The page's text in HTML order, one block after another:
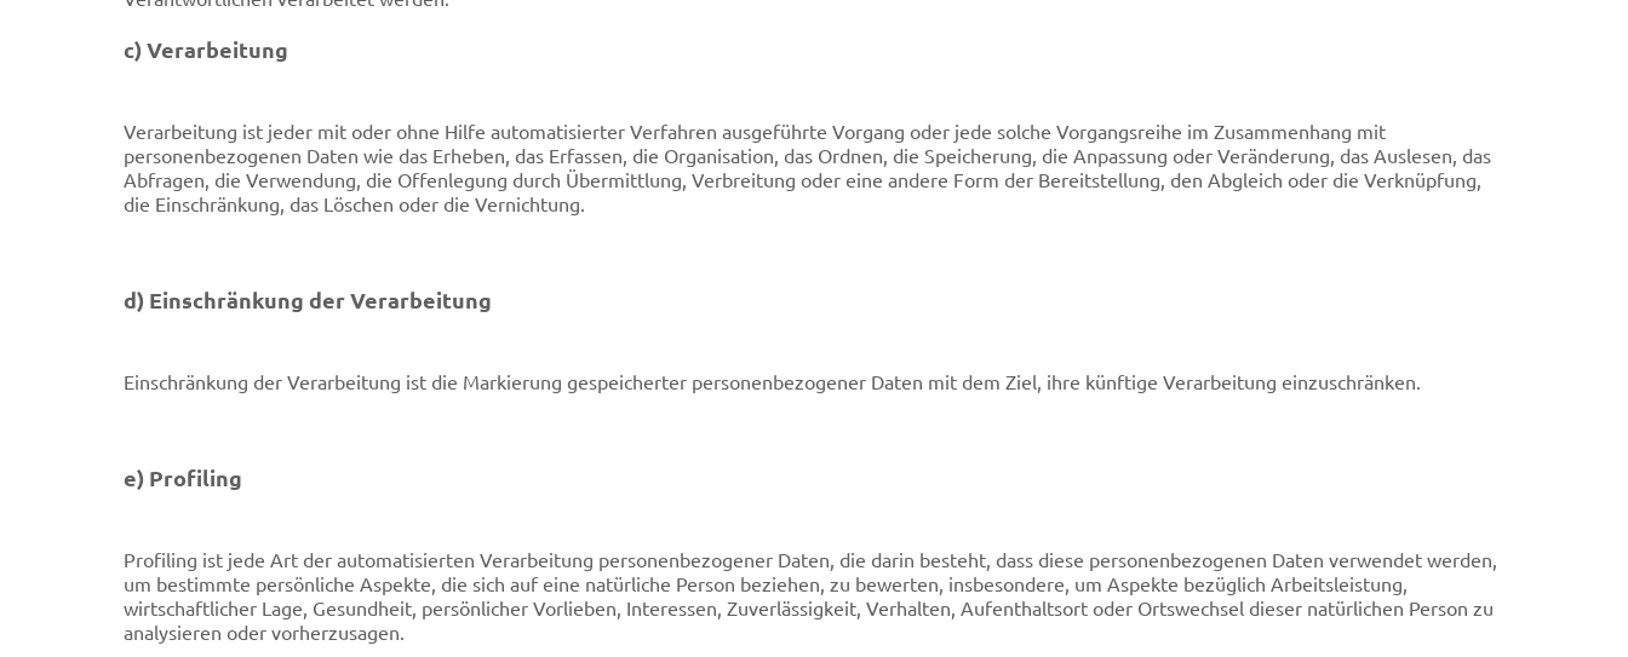
c) Verarbeitung
Verarbeitung ist jeder mit oder ohne Hilfe automatisierter Verfahren ausgeführte Vorgang oder jede solche Vorgangsreihe im Zusammenhang mit
personenbezogenen Daten wie das Erheben, das Erfassen, die Organisation, das Ordnen, die Speicherung, die Anpassung oder Veränderung, das Auslesen, das
Abfragen, die Verwendung, die Offenlegung durch Übermittlung, Verbreitung oder eine andere Form der Bereitstellung, den Abgleich oder die Verknüpfung,
die Einschränkung, das Löschen oder die Vernichtung.
d) Einschränkung der Verarbeitung
Einschränkung der Verarbeitung ist die Markierung gespeicherter personenbezogener Daten mit dem Ziel, ihre künftige Verarbeitung einzuschränken.
e) Profiling
Profiling ist jede Art der automatisierten Verarbeitung personenbezogener Daten, die darin besteht, dass diese personenbezogenen Daten verwendet werden,
um bestimmte persönliche Aspekte, die sich auf eine natürliche Person beziehen, zu bewerten, insbesondere, um Aspekte bezüglich Arbeitsleistung,
wirtschaftlicher Lage, Gesundheit, persönlicher Vorlieben, Interessen, Zuverlässigkeit, Verhalten, Aufenthaltsort oder Ortswechsel dieser natürlichen Person zu
analysieren oder vorherzusagen.